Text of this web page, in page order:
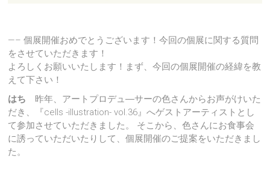
—– 個展開催おめでとうございます！今回の個展に関する質問
をさせていただきます！
よろしくお願いいたします！まず、今回の個展開催の経緯を教
えて下さい！
はち 昨年、アートプロデュ―サーの色さんからお声がけいた
だき、『cells -illustration- vol.36』へゲストアーティストとし
て参加させていただきました。 そこから、色さんにお食事会
に誘っていただいたりして、個展開催のご提案をいただきまし
た。